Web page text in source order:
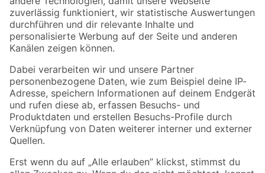
Zur Newsletter Anmeldung
Folge uns
Zahlungsarten Versandarten
Sicher einkaufen